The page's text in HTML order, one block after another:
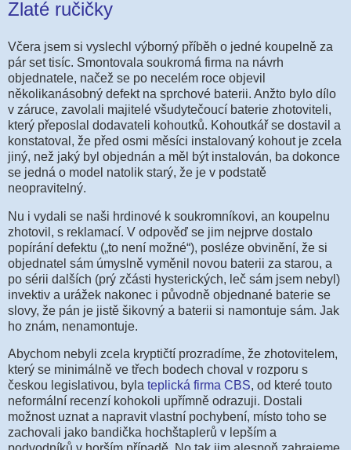
Zlaté ručičky
Včera jsem si vyslechl výborný příběh o jedné koupelně za
pár set tisíc. Smontovala soukromá firma na návrh
objednatele, načež se po necelém roce objevil
několikanásobný defekt na sprchové baterii. Anžto bylo dílo
v záruce, zavolali majitelé všudytečoucí baterie zhotoviteli,
který přeposlal dodavateli kohoutků. Kohoutkář se dostavil a
konstatoval, že před osmi měsíci instalovaný kohout je zcela
jiný, než jaký byl objednán a měl být instalován, ba dokonce
se jedná o model natolik starý, že je v podstatě
neopravitelný.
Nu i vydali se naši hrdinové k soukromníkovi, an koupelnu
zhotovil, s reklamací. V odpověď se jim nejprve dostalo
popírání defektu („to není možné“), posléze obvinění, že si
objednatel sám úmyslně vyměnil novou baterii za starou, a
po sérii dalších (prý zčásti hysterických, leč sám jsem nebyl)
invektiv a urážek nakonec i původně objednané baterie se
slovy, že pán je jistě šikovný a baterii si namontuje sám. Jak
ho znám, nenamontuje.
Abychom nebyli zcela kryptičtí prozradíme, že zhotovitelem,
který se minimálně ve třech bodech choval v rozporu s
českou legislativou, byla teplická firma CBS, od které touto
neformální recenzí kohokoli upřímně odrazuji. Dostali
možnost uznat a napravit vlastní pochybení, místo toho se
zachovali jako bandička hochštaplerů v lepším a